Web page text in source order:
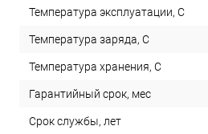
Температура эксплуатации, С
Температура заряда, С
Температура хранения, С
Гарантийный срок, мес
Срок службы, лет